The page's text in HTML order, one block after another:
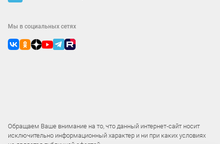
Мы в социальных сетях
Обращаем Ваше внимание на то, что данный интернет-сайт носит
исключительно информационный характер и ни при каких условиях